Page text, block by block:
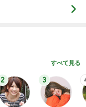
すべて見る
2 3